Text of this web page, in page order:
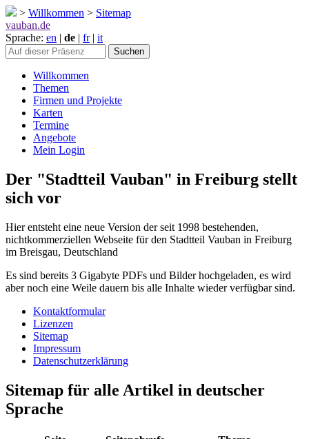
> Willkommen > Sitemap
vauban.de
Sprache: en | de | fr| it
Willkommen
Themen
Firmen und Projekte
Karten
Termine
Angebote
Mein Login
Der "Stadtteil Vauban" in Freiburg stellt
sich vor
Hier entsteht eine neue Version der seit 1998 bestehenden,
nichtkommerziellen Webseite für den Stadtteil Vauban in Freiburg
im Breisgau, Deutschland
Es sind bereits 3 Gigabyte PDFs und Bilder hochgeladen, es wird
aber noch eine Weile dauern bis alle Inhalte wieder verfügbar sind.
Kontaktformular
Lizenzen
Sitemap
Impressum
Datenschutzerklärung
Sitemap für alle Artikel in deutscher
Sprache